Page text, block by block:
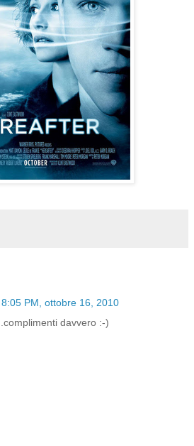
8:05 PM, ottobre 16, 2010
davvero :-)